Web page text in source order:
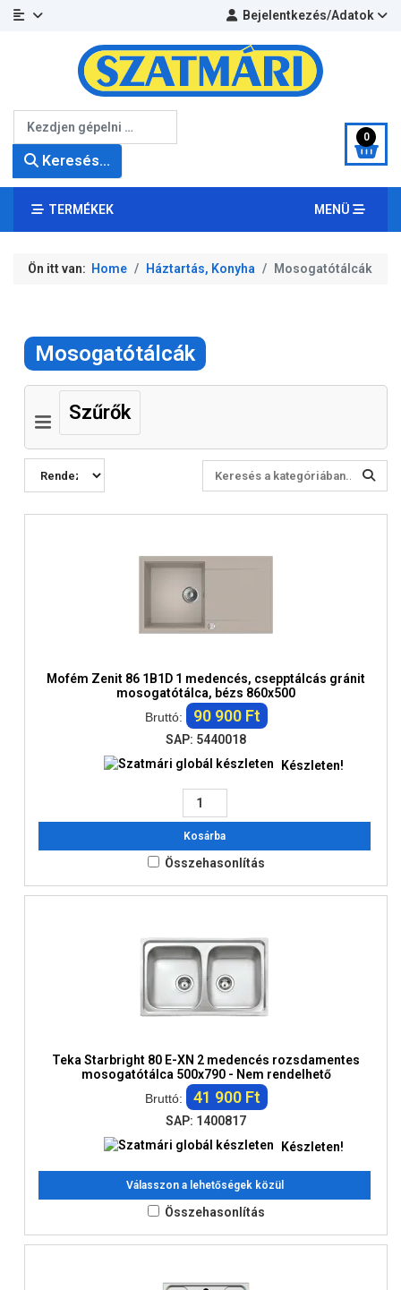
Bejelentkezés/Adatok
Keresés...
0
TERMÉKEK MENÜ
Ön itt van: Home Háztartás, Konyha Mosogatótálcák
Mosogatótálcák
Szűrők
Mofém Zenit 86 1B1D 1 medencés, csepptálcás gránit
mosogatótálca, bézs 860x500
Bruttó:
90 900 Ft
SAP: 5440018
Készleten!
Kosárba
Összehasonlítás
Teka Starbright 80 E-XN 2 medencés rozsdamentes
mosogatótálca 500x790 - Nem rendelhető
Bruttó:
41 900 Ft
SAP: 1400817
Készleten!
Válasszon a lehetőségek közül
Összehasonlítás